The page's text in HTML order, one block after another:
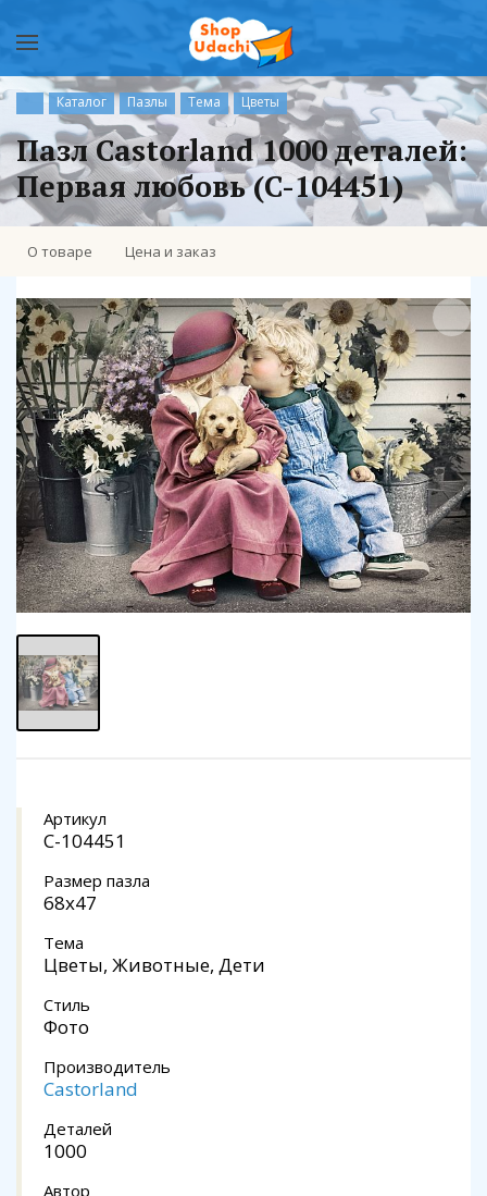
Каталог Пазлы Тема Цветы
Пазл Castorland 1000 деталей:
Первая любовь (C-104451)
О товаре Цена и заказ
Артикул
C-104451
Размер пазла
68x47
Тема
Цветы, Животные, Дети
Стиль
Фото
Производитель
Castorland
Деталей
1000
Автор